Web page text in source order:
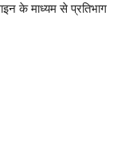
के माध्यम से प्रतिभाग